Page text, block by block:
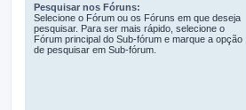
Pesquisar nos Fóruns:
Selecione o Fórum ou os Fóruns em que deseja
pesquisar. Para ser mais rápido, selecione o
Fórum principal do Sub-fórum e marque a opção
de pesquisar em Sub-fórum.